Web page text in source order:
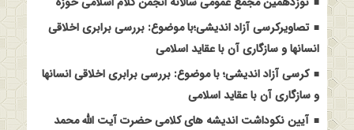
تصاویرکرسی آزاد اندیشی؛با موضوع: بررسی برابری اخلاقی
انسانها و سازگاری آن با عقاید اسلامی
کرسی آزاد اندیشی؛ با موضوع: بررسی برابری اخلاقی انسانها
و سازگاری آن با عقاید اسلامی
آیین نکوداشت اندیشه های کلامی حضرت آیت الله محمد